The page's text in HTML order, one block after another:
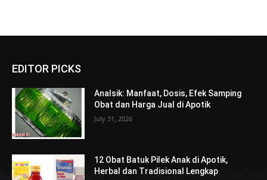
EDITOR PICKS
Analsik: Manfaat, Dosis, Efek Samping
Obat dan Harga Jual di Apotik
July 31, 2026
12 Obat Batuk Pilek Anak di Apotik,
Herbal dan Tradisional Lengkap